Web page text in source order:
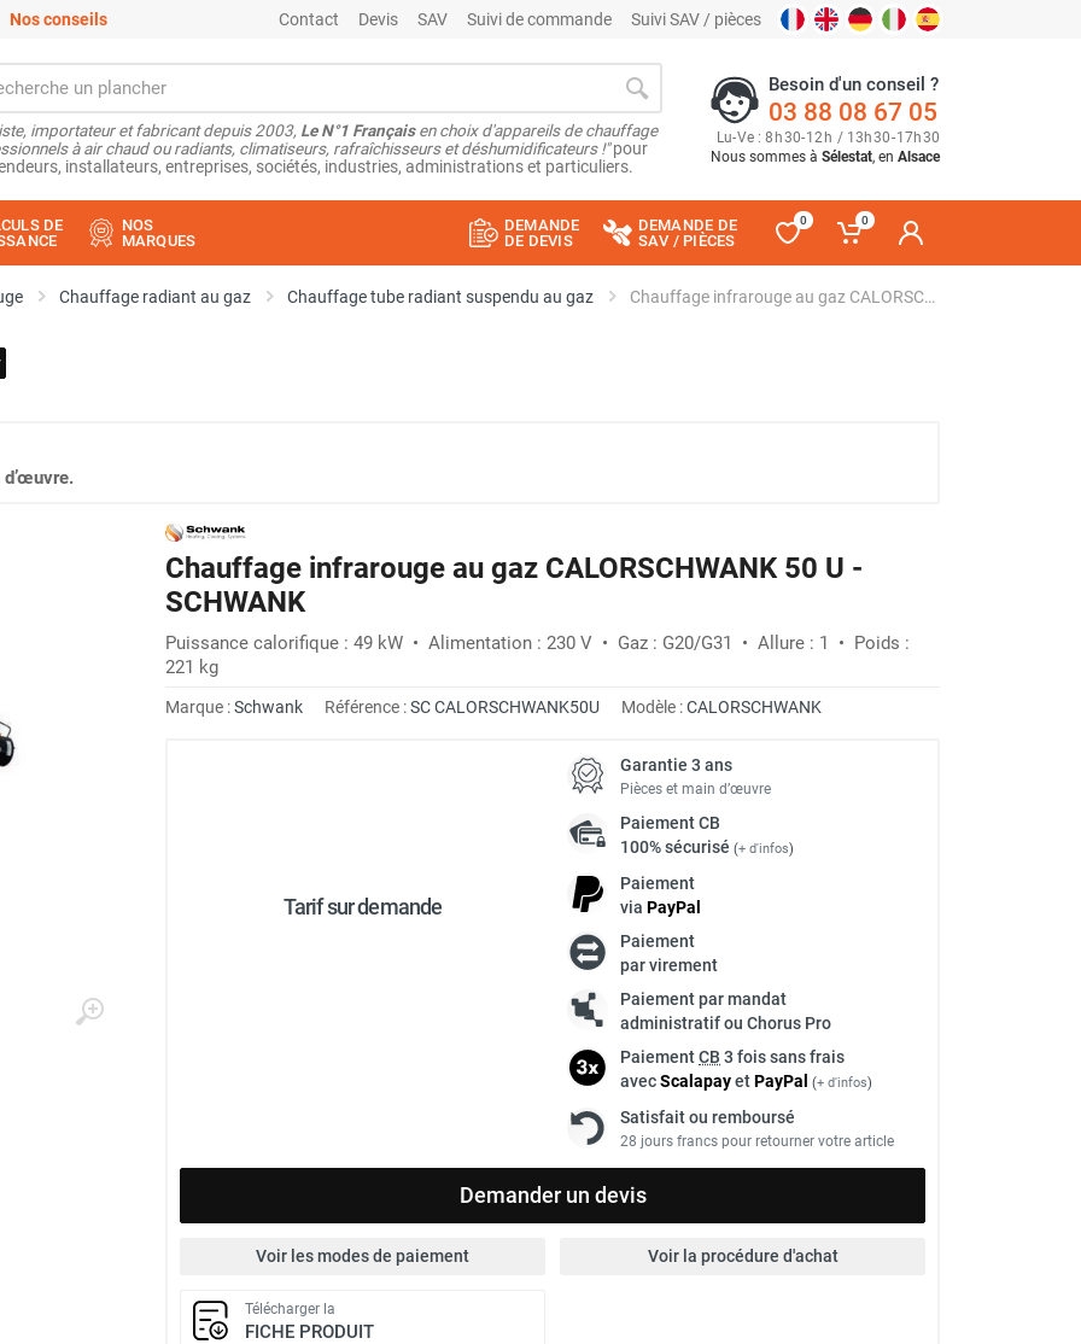
Nos conseils Contact Devis SAV Suivi de commande Suivi SAV / pièces
importateur et fabricant depuis 2003, Le N°1 Françaisen choix d'appareils de chauffage
à air chaud ou radiants, climatiseurs, rafraîchisseurs et déshumidificateurs !"pour
installateurs, entreprises, sociétés, industries, administrations et particuliers.
Besoin d'un conseil ?
03 88 08 67 05
Lu-Ve : 8h30-12h / 13h30-17h30
Nous sommes à Sélestat, en Alsace
DE
NOS
MARQUES
DEMANDE
DE DEVIS
DEMANDE DE
SAV / PIÈCES
0 0
Chauffage radiant au gaz Chauffage tube radiant suspendu au gaz Chauffage infrarouge au gaz CALORSCHWANK 50 U - SCHWANK
Chauffage infrarouge au gaz CALORSCHWANK 50 U -
SCHWANK
Puissance calorifique : 49 kW • Alimentation : 230 V • Gaz : G20/G31 • Allure : 1 • Poids :
221 kg
Marque :Schwank Référence :SC CALORSCHWANK50U Modèle :CALORSCHWANK
Tarif sur demande
Garantie 3 ans
Pièces et main d’œuvre
PaiementCB
100% sécurisé (+ d'infos)
Paiement
via PayPal
Paiement
par virement
Paiement par mandat
administratif ou Chorus Pro
PaiementCB 3 fois sans frais
avecScalapayetPayPal (+ d'infos)
Satisfait ou remboursé
28 jours francs pour retourner votre article
Demander un devis
Voir les modes de paiement Voir la procédure d'achat
Télécharger la
FICHE PRODUIT